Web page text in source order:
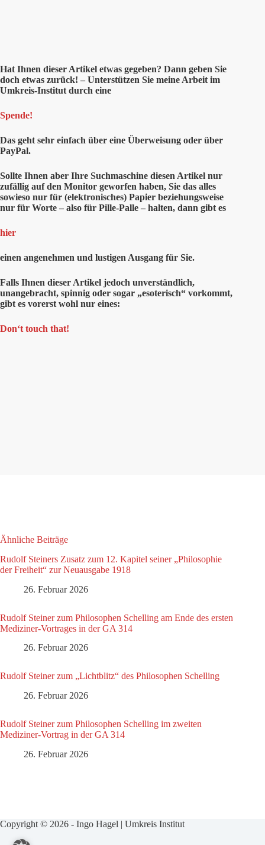
Hat Ihnen dieser Artikel etwas gegeben? Dann geben Sie
doch etwas zurück! – Unterstützen Sie meine Arbeit im
Umkreis-Institut durch eine
Spende!
Das geht sehr einfach über eine Überweisung oder über
PayPal.
Sollte Ihnen aber Ihre Suchmaschine diesen Artikel nur
zufällig auf den Monitor geworfen haben, Sie das alles
sowieso nur für (elektronisches) Papier beziehungsweise
nur für Worte – also für Pille-Palle – halten, dann gibt es
hier
einen angenehmen und lustigen Ausgang für Sie.
Falls Ihnen dieser Artikel jedoch unverständlich,
unangebracht, spinnig oder sogar „esoterisch“ vorkommt,
gibt es vorerst wohl nur eines:
Don‘t touch that!
Ähnliche Beiträge
Rudolf Steiners Zusatz zum 12. Kapitel seiner „Philosophie
der Freiheit“ zur Neuausgabe 1918
26. Februar 2026
Rudolf Steiner zum Philosophen Schelling am Ende des ersten
Mediziner-Vortrages in der GA 314
26. Februar 2026
Rudolf Steiner zum „Lichtblitz“ des Philosophen Schelling
26. Februar 2026
Rudolf Steiner zum Philosophen Schelling im zweiten
Mediziner-Vortrag in der GA 314
26. Februar 2026
Copyright © 2026 - Ingo Hagel | Umkreis Institut